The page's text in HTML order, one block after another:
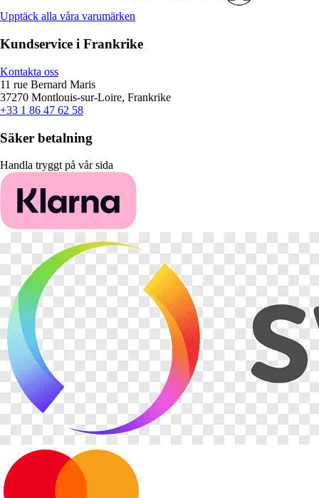
Upptäck alla våra varumärken
Kundservice i Frankrike
Kontakta oss
11 rue Bernard Maris
37270 Montlouis-sur-Loire, Frankrike
+33 1 86 47 62 58
Säker betalning
Handla tryggt på vår sida